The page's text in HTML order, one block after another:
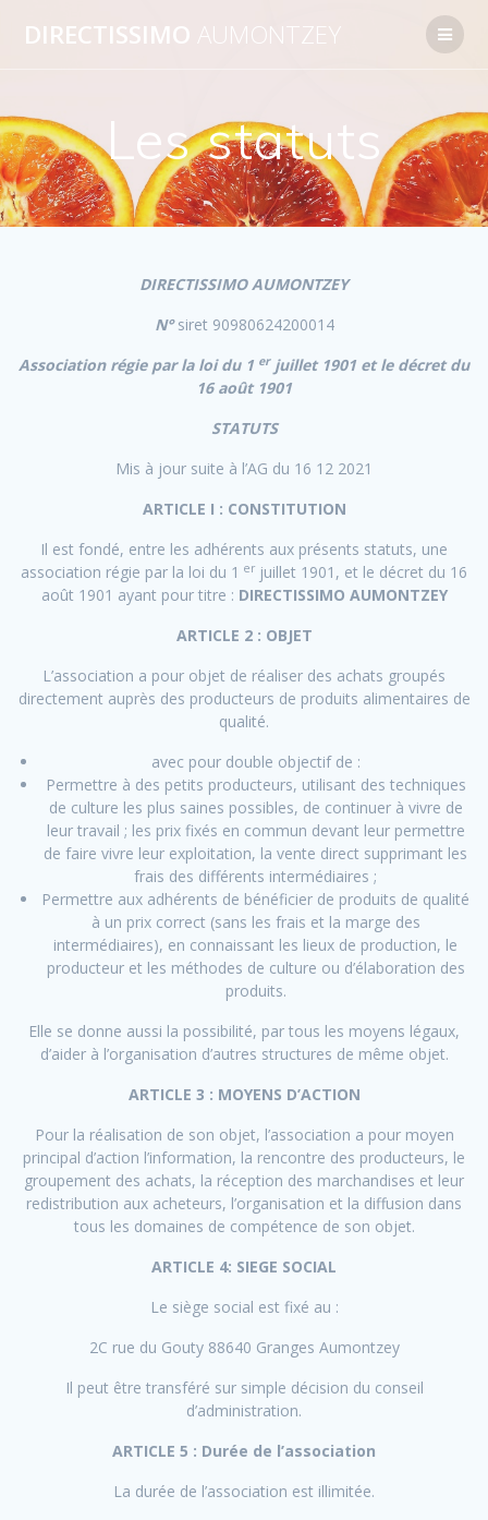
au
DIRECTISSIMO AUMONTZEY
Les statuts
DIRECTISSIMO AUMONTZEY
N°siret 90980624200014
Association régie par la loi du 1 erjuillet 1901 et le décret du
16 août 1901
STATUTS
Mis à jour suite à l’AG du 16 12 2021
ARTICLE I : CONSTITUTION
Il est fondé, entre les adhérents aux présents statuts, une
association régie par la loi du 1 er juillet 1901, et le décret du 16
août 1901 ayant pour titre : DIRECTISSIMO AUMONTZEY
ARTICLE 2 : OBJET
L’association a pour objet de réaliser des achats groupés
directement auprès des producteurs de produits alimentaires de
qualité.
avec pour double objectif de :
Permettre à des petits producteurs, utilisant des techniques
de culture les plus saines possibles, de continuer à vivre de
leur travail ; les prix fixés en commun devant leur permettre
de faire vivre leur exploitation, la vente direct supprimant les
frais des différents intermédiaires ;
Permettre aux adhérents de bénéficier de produits de qualité
à un prix correct (sans les frais et la marge des
intermédiaires), en connaissant les lieux de production, le
producteur et les méthodes de culture ou d’élaboration des
produits.
Elle se donne aussi la possibilité, par tous les moyens légaux,
d’aider à l’organisation d’autres structures de même objet.
ARTICLE 3 : MOYENS D’ACTION
Pour la réalisation de son objet, l’association a pour moyen
principal d’action l’information, la rencontre des producteurs, le
groupement des achats, la réception des marchandises et leur
redistribution aux acheteurs, l’organisation et la diffusion dans
tous les domaines de compétence de son objet.
ARTICLE 4: SIEGE SOCIAL
Le siège social est fixé au :
2C rue du Gouty 88640 Granges Aumontzey
Il peut être transféré sur simple décision du conseil
d’administration.
ARTICLE 5 : Durée de l’association
La durée de l’association est illimitée.